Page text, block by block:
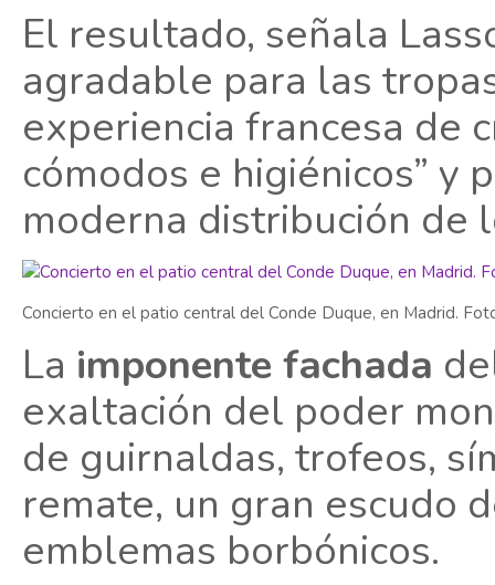
El resultado, señala
agradable para las
experiencia francesa de
cómodos e higiénicos” y
moderna distribución de
Concierto en el patio central del Conde Duque, en Madrid.
La imponente fachada
exaltación del poder
de guirnaldas, trofeos,
remate, un gran escudo
emblemas borbónicos.